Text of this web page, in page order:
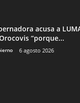
acusa a
“porque...
6 agosto 2026